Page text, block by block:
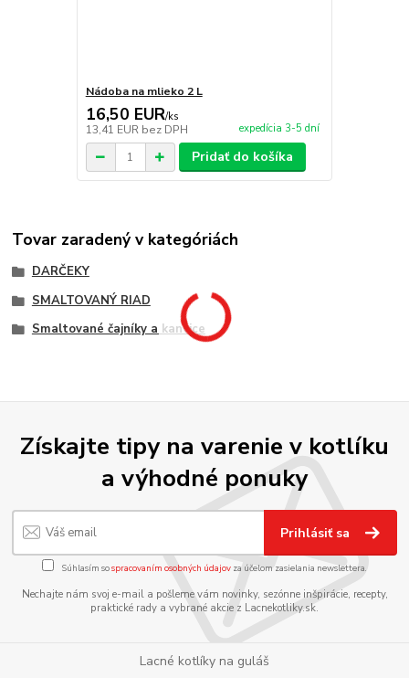
Nádoba na mlieko 2 L
16,50 EUR/ks
13,41 EUR bez DPH expedícia 3-5 dní
Pridať do košíka
Tovar zaradený v kategóriách
DARČEKY
SMALTOVANÝ RIAD
Smaltované čajníky a kanvice
Získajte tipy na varenie v kotlíku
a výhodné ponuky
Prihlásiť sa
Súhlasím sospracovaním osobných údajov za účelom zasielania newslettera.
Nechajte nám svoj e-mail a pošleme vám novinky, sezónne inšpirácie, recepty,
praktické rady a vybrané akcie z Lacnekotliky.sk.
Lacné kotlíky na guláš